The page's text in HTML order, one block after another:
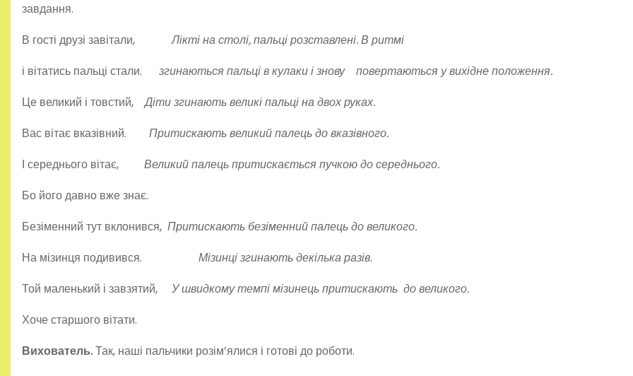
завдання.
В гості друзі завітали,Лікті на столі, пальці розставлені. В ритмі
і вітатись пальці стали. згинаються пальці в кулаки і знову повертаються у вихідне положення.
Це великий і товстий,Діти згинають великі пальці на двох руках.
Вас вітає вказівний. Притискають великий палець до вказівного.
І середнього вітає, Великий палець притискається пучкою до середнього.
Бо його давно вже знає.
Безіменний тут вклонився, Притискають безіменний палець до великого.
На мізинця подивився. Мізинці згинають декілька разів.
Той маленький і завзятий, У швидкому темпі мізинець притискають до великого.
Хоче старшого вітати.
Вихователь.Так, наші пальчики розім’ялися і готові до роботи.